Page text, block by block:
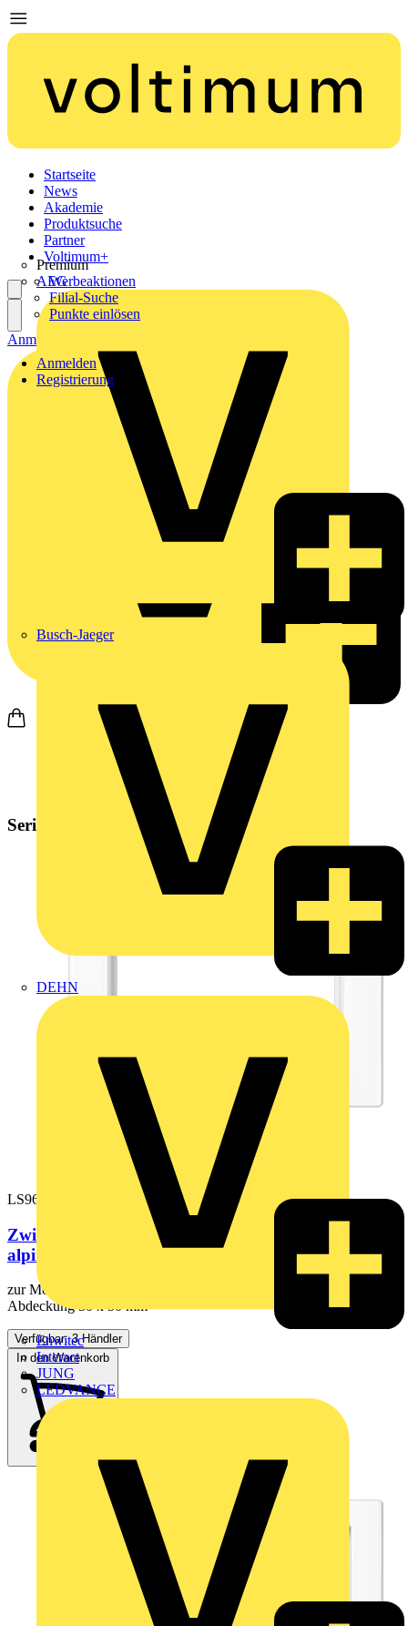
Startseite
News
Akademie
Produktsuche
Partner
Premium
AEG
Busch-Jaeger
DEHN
Enwitec
Interact
JUNG
LEDVANCE
Voltimum+
Werbeaktionen
Filial-Suche
Punkte einlösen
Anmelden
Registrierung
Anmelden
Serie LS 990
LS961ZWW
Zwischenrahmen 50 x 50 mm, Thermoplast,
alpinweiß, senkrechte und...
zur Montage handelsüblicher Geräte nach DIN 49075 mit
Abdeckung 50 x 50 mm
Verfügbar: 3 Händler
In den Warenkorb